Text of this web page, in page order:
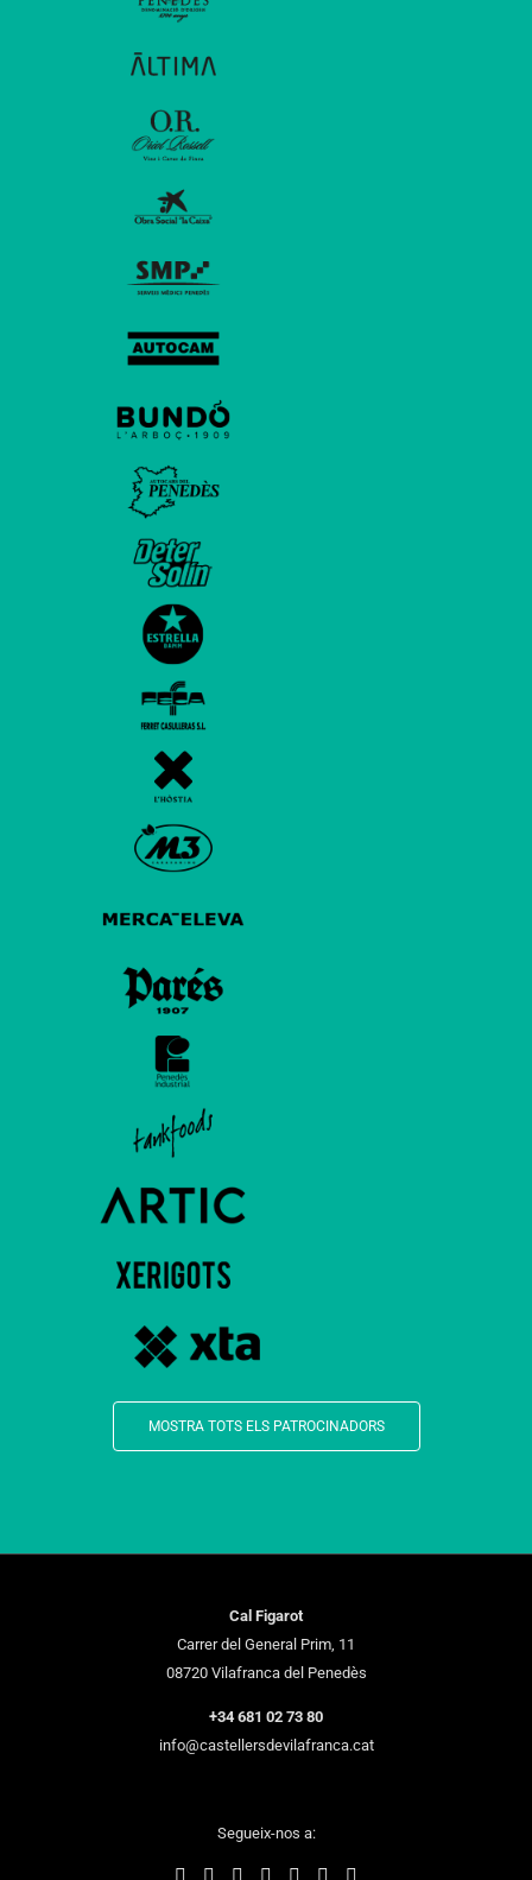
MOSTRA TOTS ELS PATROCINADORS
Cal Figarot
Carrer del General Prim, 11
08720 Vilafranca del Penedès
+34 681 02 73 80
info@castellersdevilafranca.cat
Segueix-nos a: